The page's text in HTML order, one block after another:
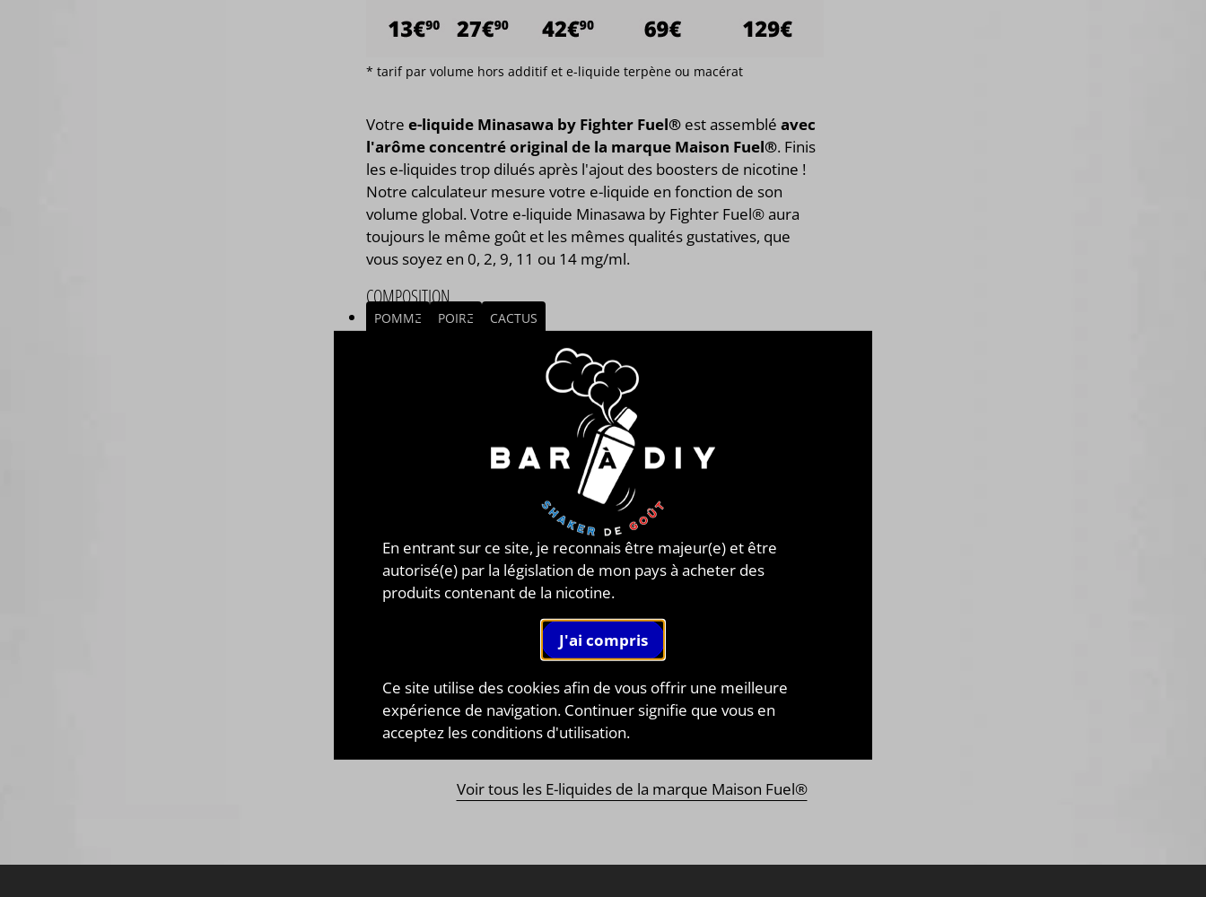
* tarif par volume hors additif et e-liquide terpène ou macérat
Votree-liquide Minasawa by Fighter Fuel® est assembléavec
l'arôme concentré original de la marque Maison Fuel®. Finis
les e-liquides trop dilués après l'ajout des boosters de nicotine !
Notre calculateur mesure votre e-liquide en fonction de son
volume global. Votre e-liquide Minasawa by Fighter Fuel® aura
toujours le même goût et les mêmes qualités gustatives, que
vous soyez en 0, 2, 9, 11 ou 14 mg/ml.
COMPOSITION
POMME POIRE CACTUS
PAYS / ORIGINE DU CONCENTRÉ
Assemblage réalisé à PLOUESCAT - France par BAR à DIY®
mono propylène glycol végétal
et de l'arôme Minasawa by Fighter Fuel® de la
marque Maison Fuel®. Disponible en flacon de 50ml, 125ml,
250ml, 500ml et 1L. STEEP : 1 jour.
MAISON FUEL®
SOYEZ LE HÉROS DE LA VAPE
Maison Fuel®est une marque conçue est développée par un
grossiste Français de Marseille LCA "La Cig Arrête", dans la
vape depuis 2012, Sam le patron est entouré de passionnés de
Voir tous les E-liquides de la marque Maison Fuel®
En entrant sur ce site, je reconnais être majeur(e) et être
autorisé(e) par la législation de mon pays à acheter des
produits contenant de la nicotine.
Ce site utilise des cookies afin de vous offrir une meilleure
expérience de navigation. Continuer signifie que vous en
acceptez les conditions d'utilisation.